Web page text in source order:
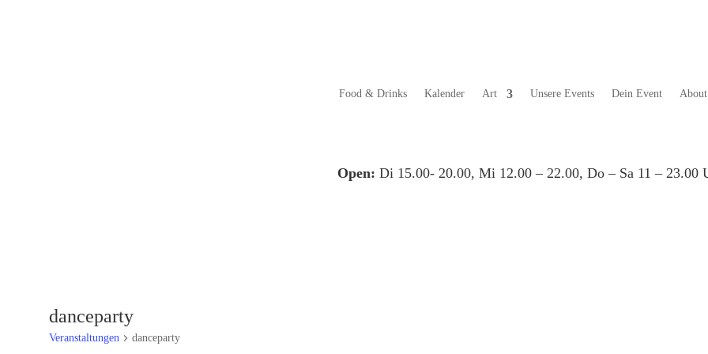
Food & Drinks Kalender Art Unsere Events Dein Event About
Open: Di 15.00- 20.00, Mi 12.00 – 22.00, Do – Sa 11 – 23.00
danceparty
Veranstaltungen danceparty